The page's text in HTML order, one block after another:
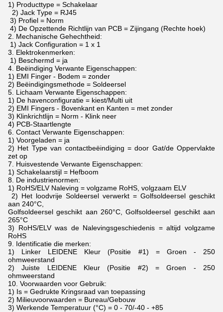
1) Producttype = Schakelaar
2) Jack Type = RJ45
3) Profiel = Norm
4) De Opzettende Richtlijn van PCB = Zijingang (Rechte hoek)
2. Mechanische Gehechtheid:
1) Jack Configuration = 1 x 1
3. Elektrokenmerken:
1) Beschermd = ja
4. Beëindiging Verwante Eigenschappen:
1) EMI Finger - Bodem = zonder
2) Beëindigingsmethode = Soldeersel
5. Lichaam Verwante Eigenschappen:
1) De havenconfiguratie = kiest/Multi uit
2) EMI Fingers - Bovenkant en Kanten = met zonder
3) Klinkrichtlijn = Norm - Klink neer
4) PCB-Staartlengte
6. Contact Verwante Eigenschappen:
1) Voorgeladen = ja
2) Het Type van contactbeëindiging = door Gat/de Oppervlakte
zet op
7. Huisvestende Verwante Eigenschappen:
1) Schakelaarstijl = Hefboom
8. De industrienormen:
1) RoHS/ELV Naleving = volgzame RoHS, volgzaam ELV
2) Het loodvrije Soldeersel verwerkt = Golfsoldeersel geschikt
aan 240°C,
Golfsoldeersel geschikt aan 260°C, Golfsoldeersel geschikt aan
265°C
3) RoHS/ELV was de Nalevingsgeschiedenis = altijd volgzame
RoHS
9. Identificatie die merken:
1) Linker LEIDENE Kleur (Positie #1) = Groen - 250
ohmweerstand
2) Juiste LEIDENE Kleur (Positie #2) = Groen - 250
ohmweerstand
10. Voorwaarden voor Gebruik:
1) Is = Gedrukte Kringsraad van toepassing
2) Milieuvoorwaarden = Bureau/Gebouw
3) Werkende Temperatuur (°C) = 0 - 70/-40 - +85